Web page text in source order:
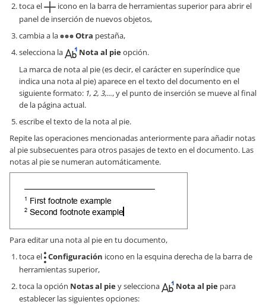
toca el
icono en la barra de herramientas superior para abrir el
panel de inserción de nuevos objetos,
cambia a la
Otra pestaña,
selecciona la
Nota al pieopción.
La marca de nota al pie (es decir, el carácter en superíndice que
indica una nota al pie) aparece en el texto del documento en el
siguiente formato: 1, 2, 3,..., y el punto de inserción se mueve al final
de la página actual.
escribe el texto de la nota al pie.
Repite las operaciones mencionadas anteriormente para añadir notas
al pie subsecuentes para otros pasajes de texto en el documento. Las
notas al pie se numeran automáticamente.
Para editar una nota al pie en tu documento,
toca el Configuración icono en la esquina derecha de la barra de
herramientas superior,
toca la opción Notas al piey selecciona Nota al pie para
establecer las siguientes opciones: